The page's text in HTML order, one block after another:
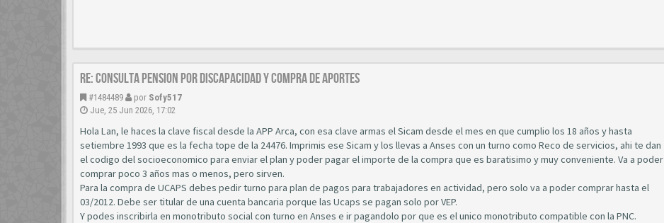
Re: CONSULTA PENSION POR DISCAPACIDAD Y COMPRA DE APORTES
#1484489 por Sofy517
Jue, 25 Jun 2026, 17:02
Hola Lan, le haces la clave fiscal desde la APP Arca, con esa clave armas el Sicam desde el mes en que cumplio los 18 años y hasta
setiembre 1993 que es la fecha tope de la 24476. Imprimis ese Sicam y los llevas a Anses con un turno como Reco de servicios, ahi te dan
el codigo del socioeconomico para enviar el plan y poder pagar el importe de la compra que es baratisimo y muy conveniente. Va a poder
comprar poco 3 años mas o menos, pero sirven.
Para la compra de UCAPS debes pedir turno para plan de pagos para trabajadores en actividad, pero solo va a poder comprar hasta el
03/2012. Debe ser titular de una cuenta bancaria porque las Ucaps se pagan solo por VEP.
Y podes inscribirla en monotributo social con turno en Anses e ir pagandolo por que es el unico monotributo compatible con la PNC.